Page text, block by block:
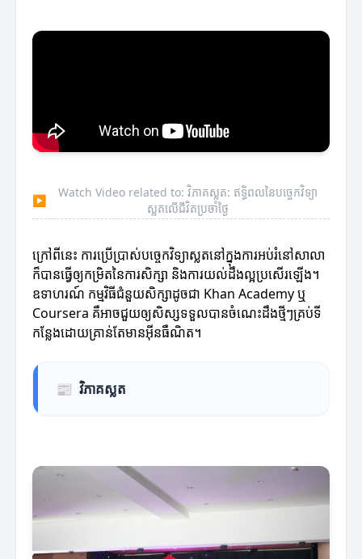
▶
Watch Video related to: វិភាគស្លត: ឥទ្ធិពលនៃបច្ចេកវិទ្យា
ស្លតលើជីវិតប្រចាំថ្ងៃ
ក្រៅពីនេះ ការប្រើប្រាស់បច្ចេកវិទ្យាស្លតនៅក្នុងការអប់រំនៅសាលា
ក៏បានធ្វើឲ្យកម្រិតនៃការសិក្សា និងការយល់ដឹងល្អប្រសើរឡើង។
ឧទាហរណ៍ កម្មវិធីជំនួយសិក្សាដូចជា Khan Academy ឬ
Coursera គឺអាចជួយឲ្យសិស្សទទួលបានចំណេះដឹងថ្មីៗគ្រប់ទី
កន្លែងដោយគ្រាន់តែមានអ៊ីនធឺណិត។
📰 វិភាគស្លត